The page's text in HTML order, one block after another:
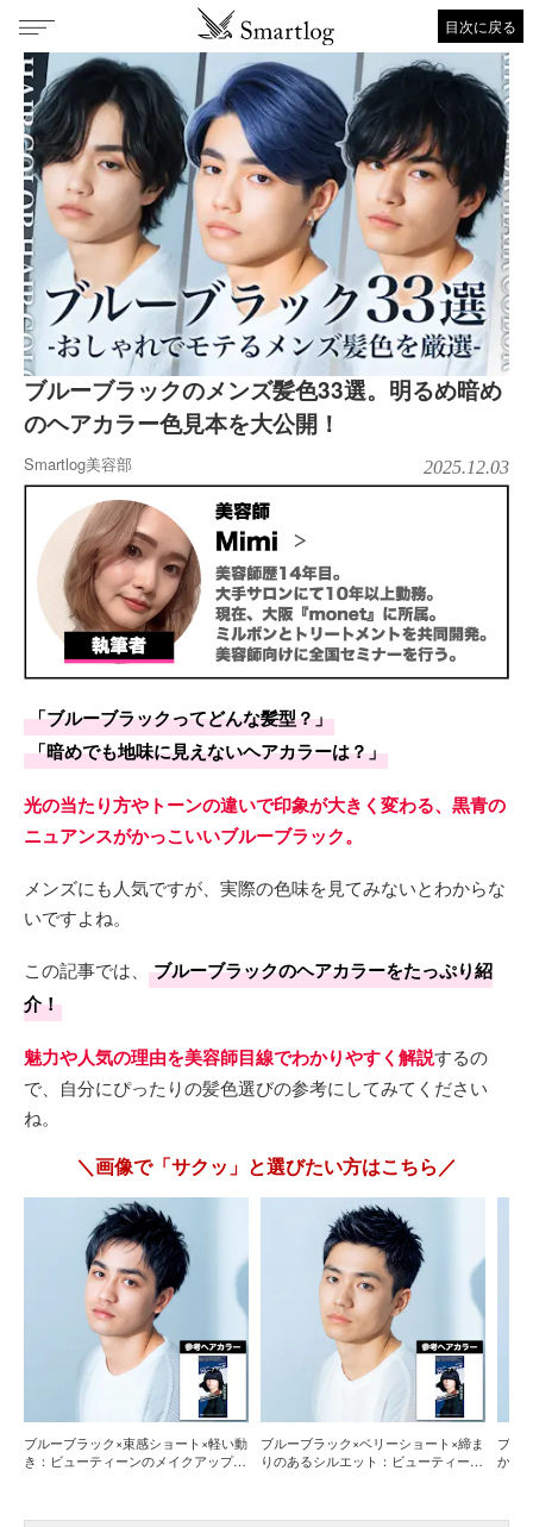
目次に戻る
ブルーブラックのメンズ髪色33選。明るめ暗め
のヘアカラー色見本を大公開！
Smartlog美容部 2025.12.03
「ブルーブラックってどんな髪型？」
「暗めでも地味に見えないヘアカラーは？」
光の当たり方やトーンの違いで印象が大きく変わる、黒青の
ニュアンスがかっこいいブルーブラック。
メンズにも人気ですが、実際の色味を見てみないとわからな
いですよね。
この記事では、
ブルーブラックのヘアカラーをたっぷり紹
介！
魅力や人気の理由を美容師目線でわかりやすく解説するの
で、自分にぴったりの髪色選びの参考にしてみてください
ね。
＼画像で「サクッ」と選びたい方はこちら／
ブルーブラック×束感ショート×軽い動
き：ビューティーンのメイクアップカ
ブルーブラック×ベリーショート×締ま
りのあるシルエット：ビューティーン
ブル
かい